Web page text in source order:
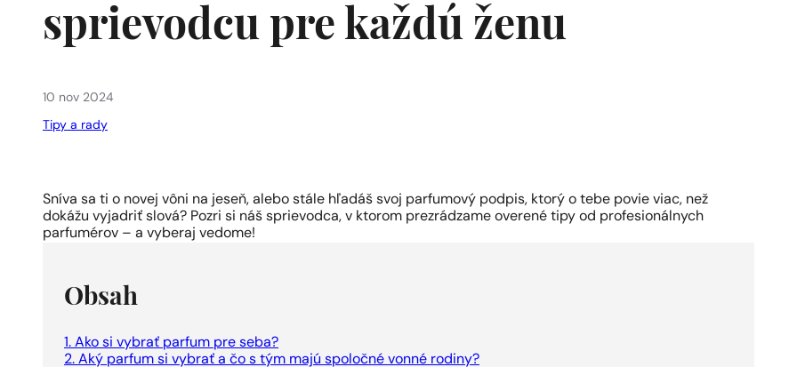
sprievodcu pre každú ženu
10 nov 2024
Tipy a rady
Sníva sa ti o novej vôni na jeseň, alebo stále hľadáš svoj parfumový podpis, ktorý o tebe povie viac, než
dokážu vyjadriť slová? Pozri si náš sprievodca, v ktorom prezrádzame overené tipy od profesionálnych
parfumérov – a vyberaj vedome!
Obsah
1. Ako si vybrať parfum pre seba?
2. Aký parfum si vybrať a čo s tým majú spoločné vonné rodiny?